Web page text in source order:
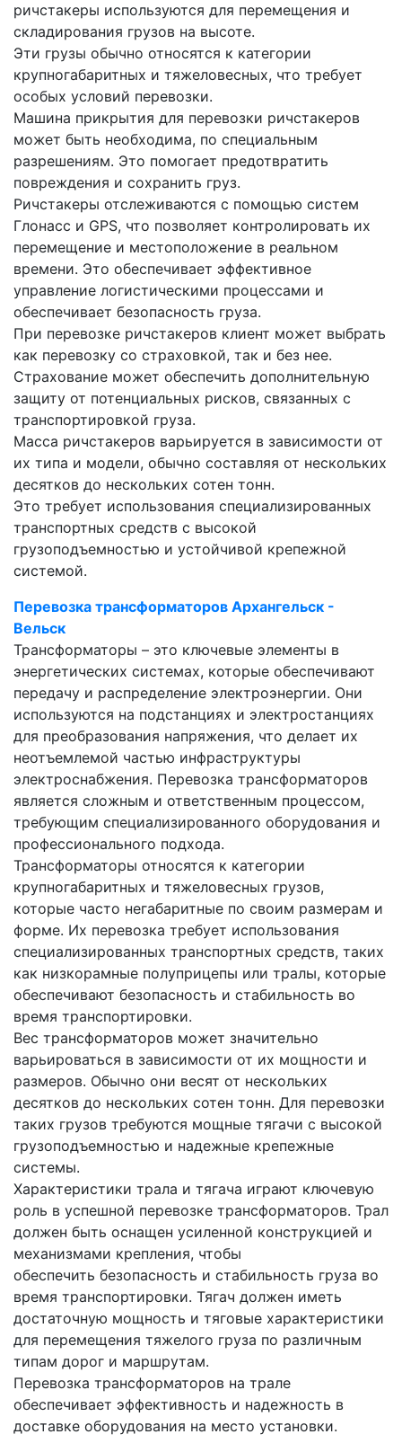
ричстакеры используются для перемещения и
складирования грузов на высоте.
Эти грузы обычно относятся к категории
крупногабаритных и тяжеловесных, что требует
особых условий перевозки.
Машина прикрытия для перевозки ричстакеров
может быть необходима, по специальным
разрешениям. Это помогает предотвратить
повреждения и сохранить груз.
Ричстакеры отслеживаются с помощью систем
Глонасс и GPS, что позволяет контролировать их
перемещение и местоположение в реальном
времени. Это обеспечивает эффективное
управление логистическими процессами и
обеспечивает безопасность груза.
При перевозке ричстакеров клиент может выбрать
как перевозку со страховкой, так и без нее.
Страхование может обеспечить дополнительную
защиту от потенциальных рисков, связанных с
транспортировкой груза.
Масса ричстакеров варьируется в зависимости от
их типа и модели, обычно составляя от нескольких
десятков до нескольких сотен тонн.
Это требует использования специализированных
транспортных средств с высокой
грузоподъемностью и устойчивой крепежной
системой.
Перевозка трансформаторов Архангельск -
Вельск
Трансформаторы – это ключевые элементы в
энергетических системах, которые обеспечивают
передачу и распределение электроэнергии. Они
используются на подстанциях и электростанциях
для преобразования напряжения, что делает их
неотъемлемой частью инфраструктуры
электроснабжения. Перевозка трансформаторов
является сложным и ответственным процессом,
требующим специализированного оборудования и
профессионального подхода.
Трансформаторы относятся к категории
крупногабаритных и тяжеловесных грузов,
которые часто негабаритные по своим размерам и
форме. Их перевозка требует использования
специализированных транспортных средств, таких
как низкорамные полуприцепы или тралы, которые
обеспечивают безопасность и стабильность во
время транспортировки.
Вес трансформаторов может значительно
варьироваться в зависимости от их мощности и
размеров. Обычно они весят от нескольких
десятков до нескольких сотен тонн. Для перевозки
таких грузов требуются мощные тягачи с высокой
грузоподъемностью и надежные крепежные
системы.
Характеристики трала и тягача играют ключевую
роль в успешной перевозке трансформаторов. Трал
должен быть оснащен усиленной конструкцией и
механизмами крепления, чтобы
обеспечить безопасность и стабильность груза во
время транспортировки. Тягач должен иметь
достаточную мощность и тяговые характеристики
для перемещения тяжелого груза по различным
типам дорог и маршрутам.
Перевозка трансформаторов на трале
обеспечивает эффективность и надежность в
доставке оборудования на место установки.